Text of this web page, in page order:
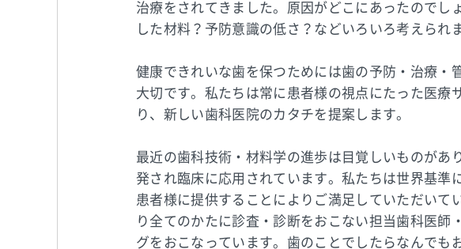
治療をされてきました。原因がどこにあったのでし
した材料？予防意識の低さ？などいろいろ考えられ
健康できれいな歯を保つためには歯の予防・治療・
大切です。私たちは常に患者様の視点にたった医療
り、新しい歯科医院のカタチを提案します。
最近の歯科技術・材料学の進歩は目覚しいものがあ
発され臨床に応用されています。私たちは世界基準
患者様に提供することによりご満足していただいて
り全てのかたに診査・診断をおこない担当歯科医師
グをおこなっています。歯のことでしたらなんでも